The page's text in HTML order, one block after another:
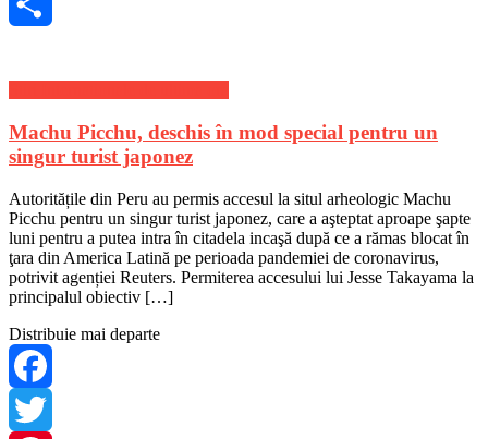
Skype
Machu Picchu, deschis în mod special pentru un
singur turist japonez
Autoritățile din Peru au permis accesul la situl arheologic Machu
Picchu pentru un singur turist japonez, care a aşteptat aproape şapte
luni pentru a putea intra în citadela incaşă după ce a rămas blocat în
ţara din America Latină pe perioada pandemiei de coronavirus,
potrivit agenției Reuters. Permiterea accesului lui Jesse Takayama la
principalul obiectiv […]
Distribuie mai departe
Facebook